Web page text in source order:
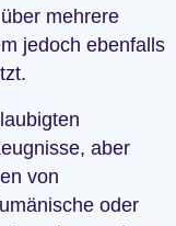
mehrere
jedoch ebenfalls
aber
von
oder